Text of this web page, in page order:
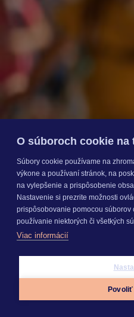
O súboroch cookie na
Súbory cookie používame na
výkone a používaní stránok, na
na vylepšenie a prispôsobenie
Nastavenie si prezrite možnosti
prispôsobovanie pomocou
používanie niektorých či všetkých
Viac informácií